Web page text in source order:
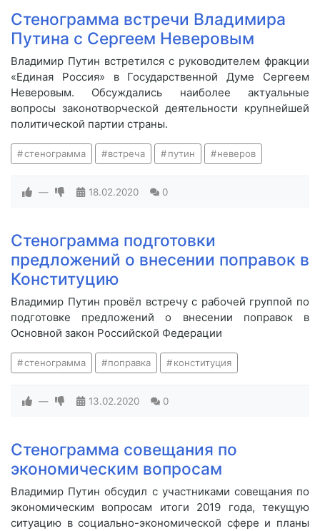
Стенограмма встречи Владимира
Путина с Сергеем Неверовым
Владимир Путин встретился с руководителем фракции
«Единая Россия» в Государственной Думе Сергеем
Неверовым. Обсуждались наиболее актуальные
вопросы законотворческой деятельности крупнейшей
политической партии страны.
стенограмма встреча путин неверов
— 18.02.2020 0
Стенограмма подготовки
предложений о внесении поправок в
Конституцию
Владимир Путин провёл встречу с рабочей группой по
подготовке предложений о внесении поправок в
Основной закон Российской Федерации
стенограмма поправка конституция
— 13.02.2020 0
Стенограмма совещания по
экономическим вопросам
Владимир Путин обсудил с участниками совещания по
экономическим вопросам итоги 2019 года, текущую
ситуацию в социально-экономической сфере и планы